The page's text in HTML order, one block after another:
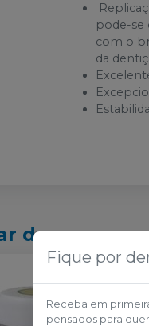
pode-se
com o
da
desses
Fique por
Receba em
pensados para